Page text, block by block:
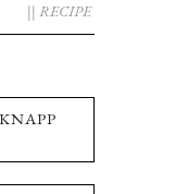
|| RECIPE